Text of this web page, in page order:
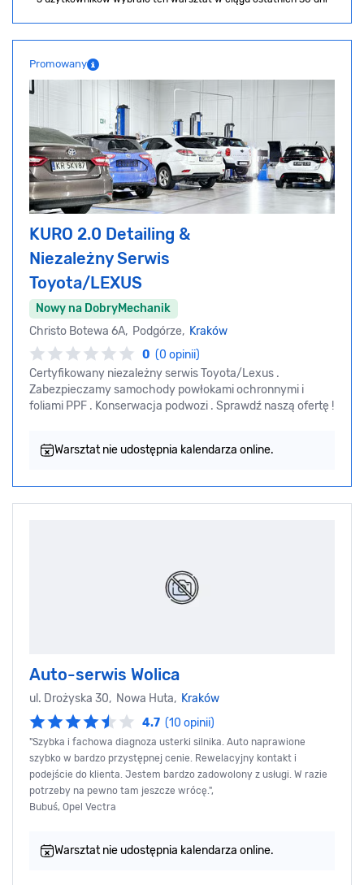
Promowany
KURO 2.0 Detailing &
Niezależny Serwis
Toyota/LEXUS
Nowy na DobryMechanik
Christo Botewa 6A, Podgórze, Kraków
0 (0 opinii)
Certyfikowany niezależny serwis Toyota/Lexus .
Zabezpieczamy samochody powłokami ochronnymi i
foliami PPF . Konserwacja podwozi . Sprawdź naszą ofertę !
Warsztat nie udostępnia kalendarza online.
Auto-serwis Wolica
ul. Drożyska 30, Nowa Huta, Kraków
4.7 (10 opinii)
"Szybka i fachowa diagnoza usterki silnika. Auto naprawione
szybko w bardzo przystępnej cenie. Rewelacyjny kontakt i
podejście do klienta. Jestem bardzo zadowolony z usługi. W razie
potrzeby na pewno tam jeszcze wrócę.",
Bubuś, Opel Vectra
Warsztat nie udostępnia kalendarza online.